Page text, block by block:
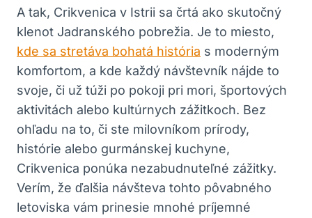
A tak, Crikvenica v Istrii sa črtá ako skutočný
klenot Jadranského pobrežia. Je to miesto,
kde sa stretáva bohatá história s moderným
komfortom, a kde každý návštevník nájde to
svoje, či už túži po pokoji pri mori, športových
aktivitách alebo kultúrnych zážitkoch. Bez
ohľadu na to, či ste milovníkom prírody,
histórie alebo gurmánskej kuchyne,
Crikvenica ponúka nezabudnuteľné zážitky.
Verím, že ďalšia návšteva tohto pôvabného
letoviska vám prinesie mnohé príjemné